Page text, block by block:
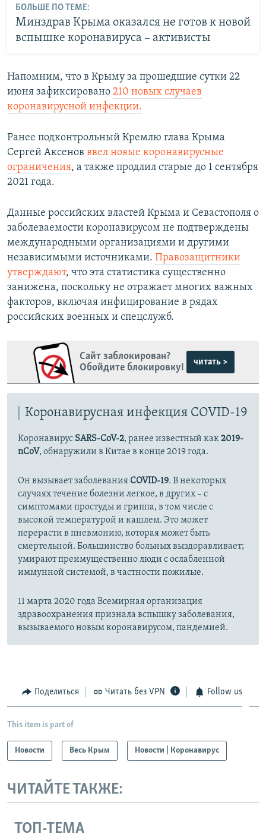
БОЛЬШЕ ПО ТЕМЕ:
Минздрав Крыма оказался не готов к новой
вспышке коронавируса – активисты
Напомним, что в Крыму за прошедшие сутки 22
июня зафиксировано 210 новых случаев
коронавирусной инфекции.
Ранее подконтрольный Кремлю глава Крыма
Сергей Аксенов ввел новые коронавирусные
ограничения, а также продлил старые до 1 сентября
2021 года.
Данные российских властей Крыма и Севастополя о
заболеваемости коронавирусом не подтверждены
международными организациями и другими
независимыми источниками. Правозащитники
утверждают, что эта статистика существенно
занижена, поскольку не отражает многих важных
факторов, включая инфицирование в рядах
российских военных и спецслужб.
Сайт заблокирован?
Обойдите блокировку!
читать >
Коронавирусная инфекция COVID-19
Коронавирус SARS-CoV-2, ранее известный как2019-
nCoV, обнаружили в Китае в конце 2019 года.
Он вызывает заболеванияCOVID-19. В некоторых
случаях течение болезни легкое, в других – с
симптомами простуды и гриппа, в том числе с
высокой температурой и кашлем. Это может
перерасти в пневмонию, которая может быть
смертельной. Большинство больных выздоравливает;
умирают преимущественно люди с ослабленной
иммунной системой, в частности пожилые.
11 марта 2020 года Всемирная организация
здравоохранения признала вспышку заболевания,
вызываемого новым коронавирусом, пандемией.
Поделиться Читать без VPN Follow us
This item is part of
Новости Весь Крым Новости | Коронавирус
ЧИТАЙТЕ ТАКЖЕ:
ТОП-ТЕМА